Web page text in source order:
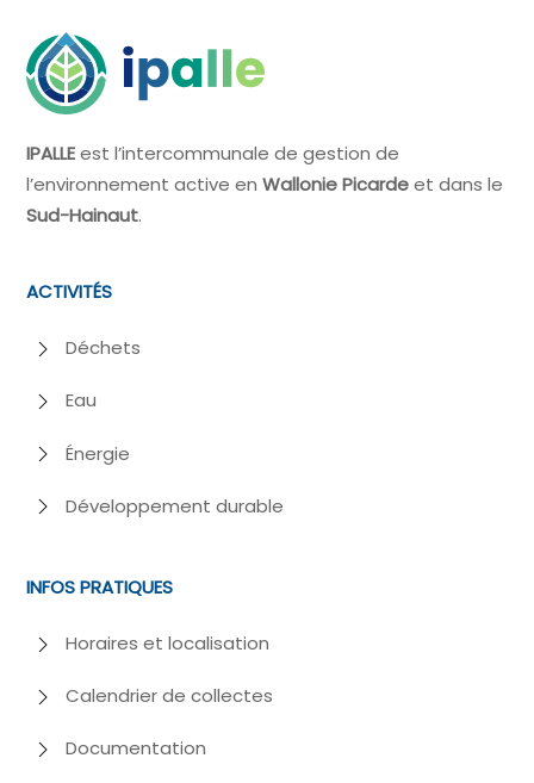
IPALLEest l’intercommunale de gestion de
l’environnement active enWallonie Picardeet dans le
Sud-Hainaut.
ACTIVITÉS
Déchets
Eau
Énergie
Développement durable
INFOS PRATIQUES
Horaires et localisation
Calendrier de collectes
Documentation